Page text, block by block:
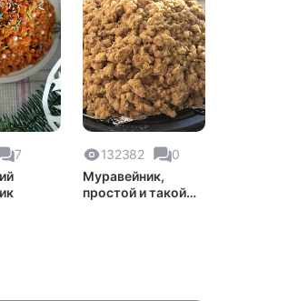
7
132382
0
Муравейник,
простой и такой